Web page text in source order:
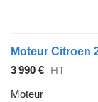
3 990 € HT
Moteur